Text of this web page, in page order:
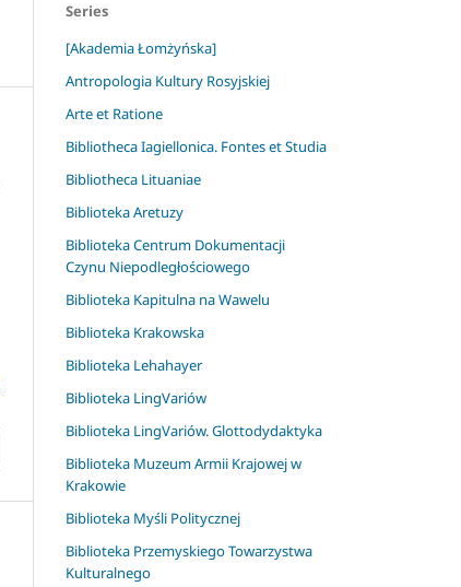
Series
[Akademia Łomżyńska]
Antropologia Kultury Rosyjskiej
Arte et Ratione
Bibliotheca Iagiellonica. Fontes et Studia
Bibliotheca Lituaniae
Biblioteka Aretuzy
Biblioteka Centrum Dokumentacji
Czynu Niepodległościowego
Biblioteka Kapitulna na Wawelu
Biblioteka Krakowska
Biblioteka Lehahayer
Biblioteka LingVariów
Biblioteka LingVariów. Glottodydaktyka
Biblioteka Muzeum Armii Krajowej w
Krakowie
Biblioteka Myśli Politycznej
Biblioteka Przemyskiego Towarzystwa
Kulturalnego